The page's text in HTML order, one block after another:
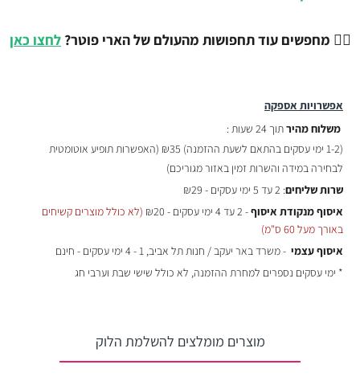
אפשרויות אספקה
משלוח מהירתוך 24 שעות :
(1-2 ימי עסקים בהתאם לשעת ההזמנה)
₪35 (האפשרות תופיע אוטומטית
לבחירה במידה והשרות זמין באזור מגוריכם)
שרות שליחים: 2 עד 5 ימי עסקים - ₪29
איסוף מנקודת איסוף- 2 עד 4 ימי עסקים - ₪20
(לא כולל מוצרים קשיחים
באורך מעל 60 ס"מ)
איסוף עצמי - משרד באר יעקב / חנות תל אביב, 1 - 4 ימי עסקים - חינם
* ימי עסקים נספרים למחרת ההזמנה, לא כולל שישי שבת וערבי חג
מוצרים מומלצים להשלמת הלוק
🧙‍♂️ מחפשים עוד תחפושות מהעולם של הארי פוטר? לחצו כאן